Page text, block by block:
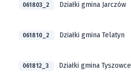
061803_2 Działki gmina Jarczów
061810_2 Działki gmina Telatyn
061812_3 Działki gmina Tyszowce